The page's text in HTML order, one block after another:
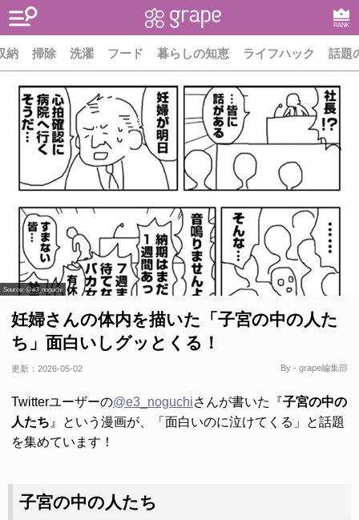
RANK
納 掃除 洗濯 フード 暮らしの知恵 ライフハック 話題
Source: @e3_noguchi
妊婦さんの体内を描いた「子宮の中の人た
ち」面白いしグッとくる！
更新： 2026-05-02 By - grape編集部
Twitterユーザーの@e3_noguchiさんが書いた『子宮の中の
人たち 』という漫画が、「面白いのに泣けてくる」と話題
を集めています！
子宮の中の人たち